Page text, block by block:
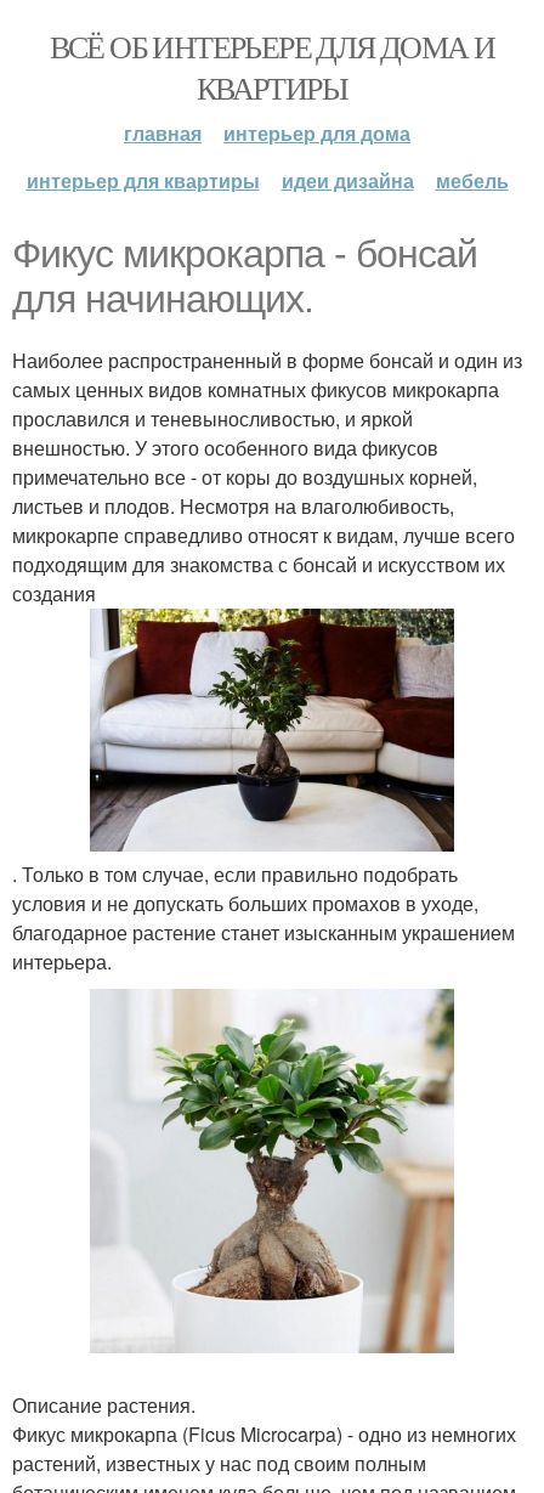
ВСЁ ОБ ИНТЕРЬЕРЕ ДЛЯ ДОМА И
КВАРТИРЫ
главная
интерьер для дома
интерьер для квартиры
идеи дизайна мебель
Фикус микрокарпа - бонсай
для начинающих.
Наиболее распространенный в форме бонсай и один из
самых ценных видов комнатных фикусов микрокарпа
прославился и теневыносливостью, и яркой
внешностью. У этого особенного вида фикусов
примечательно все - от коры до воздушных корней,
листьев и плодов. Несмотря на влаголюбивость,
микрокарпе справедливо относят к видам, лучше всего
подходящим для знакомства с бонсай и искусством их
создания
. Только в том случае, если правильно подобрать
условия и не допускать больших промахов в уходе,
благодарное растение станет изысканным украшением
интерьера.
Описание растения.
Фикус микрокарпа (Ficus Microcarpa) - одно из немногих
растений, известных у нас под своим полным